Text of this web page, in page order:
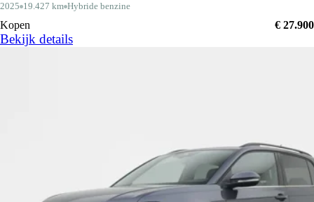
2025 19.427 km Hybride benzine
Kopen € 27.900
Bekijk details